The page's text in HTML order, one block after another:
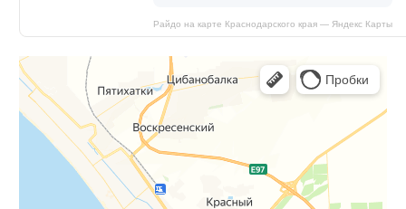
Райдо на карте Краснодарского края — Яндекс Карты